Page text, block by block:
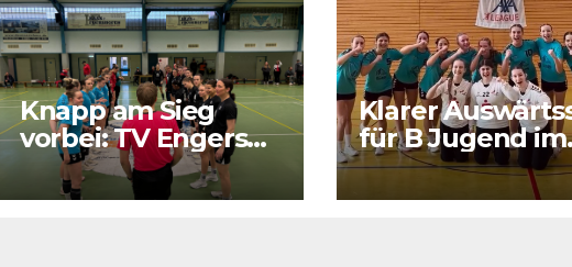
Knapp am Sieg
vorbei: TV Engers
sichert sich
wichtigen Punkt
Klarer
für B Jugend im
RPS
in Luxenburg